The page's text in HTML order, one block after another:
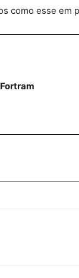
como esse em
Fortram